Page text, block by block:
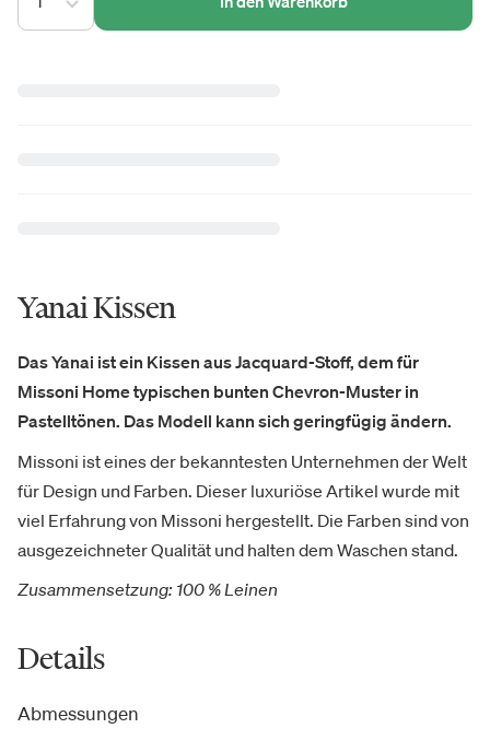
Yanai Kissen
Das Yanai ist ein Kissen aus Jacquard-Stoff, dem für
Missoni Home typischen bunten Chevron-Muster in
Pastelltönen. Das Modell kann sich geringfügig ändern.
Missoni ist eines der bekanntesten Unternehmen der Welt
für Design und Farben. Dieser luxuriöse Artikel wurde mit
viel Erfahrung von Missoni hergestellt. Die Farben sind von
ausgezeichneter Qualität und halten dem Waschen stand.
Zusammensetzung: 100 % Leinen
Details
Abmessungen